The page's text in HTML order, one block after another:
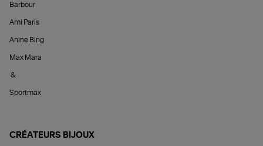
Barbour
Ami Paris
Anine Bing
Max Mara
&
Sportmax
CRÉATEURS BIJOUX